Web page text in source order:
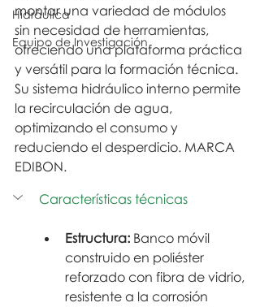
Hidráulica
Equipo de Investigación
montar una variedad de módulos
sin necesidad de herramientas,
ofreciendo una plataforma práctica
y versátil para la formación técnica.
Su sistema hidráulico interno permite
la recirculación de agua,
optimizando el consumo y
reduciendo el desperdicio. MARCA
EDIBON.
Características técnicas
Estructura: Banco móvil
construido en poliéster
reforzado con fibra de vidrio,
resistente a la corrosión